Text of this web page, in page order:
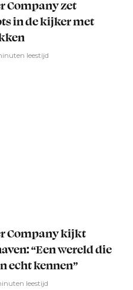
Company zet
in de kijker met
leestijd
Company kijkt
“Een wereld die
echt kennen”
leestijd